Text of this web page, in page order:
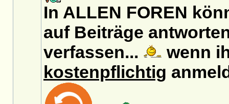
In ALLEN FOREN
auf Beiträge
verfassen...
wenn
kostenpflichtig